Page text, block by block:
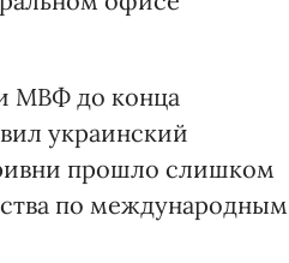
МВФ до конца
украинский
прошло слишком
по международным